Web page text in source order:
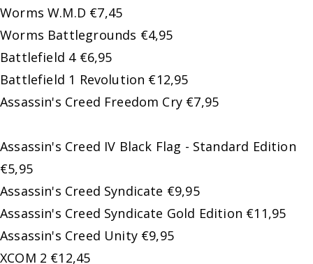
Worms W.M.D €7,45
Worms Battlegrounds €4,95
Battlefield 4 €6,95
Battlefield 1 Revolution €12,95
Assassin's Creed Freedom Cry €7,95
Assassin's Creed IV Black Flag - Standard Edition
€5,95
Assassin's Creed Syndicate €9,95
Assassin's Creed Syndicate Gold Edition €11,95
Assassin's Creed Unity €9,95
XCOM 2 €12,45